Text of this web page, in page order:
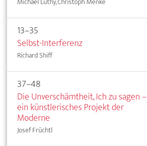
13–35
Selbst-Interferenz
Richard Shiff
37–48
Die Unverschämtheit, Ich zu sagen –
ein künstlerisches Projekt der
Moderne
Josef Früchtl